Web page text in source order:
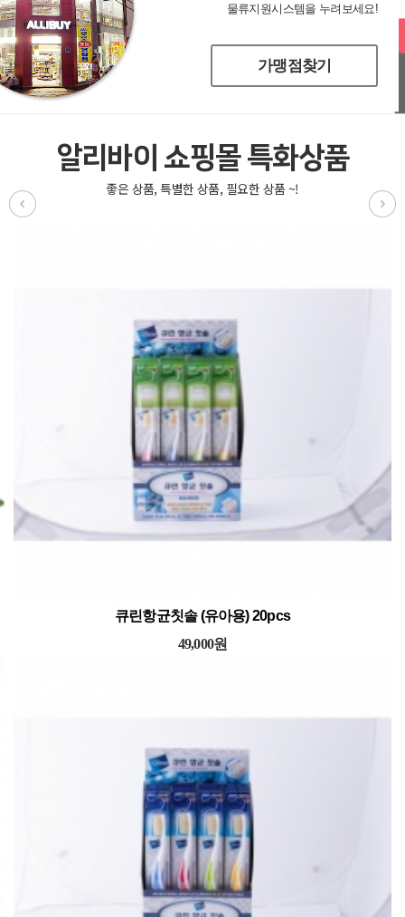
물류지원시스템을 누려보세요!
가맹점찾기
알리바이 쇼핑몰 특화상품
큐린항균칫솔 (유아용)